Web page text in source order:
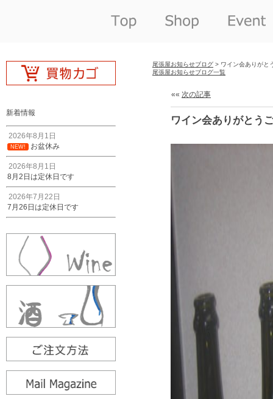
新着情報
2026年8月1日
NEW! お盆休み
2026年8月1日
8月2日は定休日です
2026年7月22日
7月26日は定休日です
尾張屋お知らせブログ > ワイン会ありがと
尾張屋お知らせブログ一覧
«« 次の記事
ワイン会ありがとう